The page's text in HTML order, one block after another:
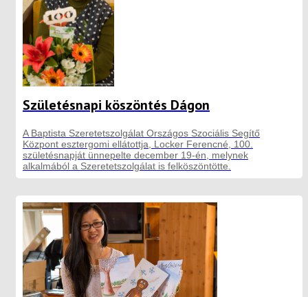
Születésnapi köszöntés Dágon
A Baptista Szeretetszolgálat Országos Szociális Segítő
Központ esztergomi ellátottja, Locker Ferencné, 100.
születésnapját ünnepelte december 19-én, melynek
alkalmából a Szeretetszolgálat is felköszöntötte.